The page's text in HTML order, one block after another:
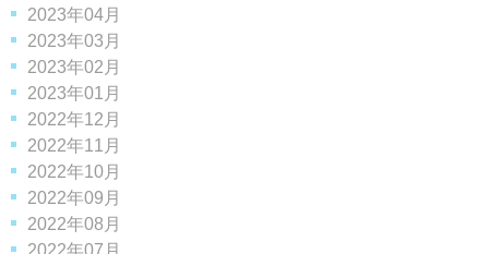
2023年04月
2023年03月
2023年02月
2023年01月
2022年12月
2022年11月
2022年10月
2022年09月
2022年08月